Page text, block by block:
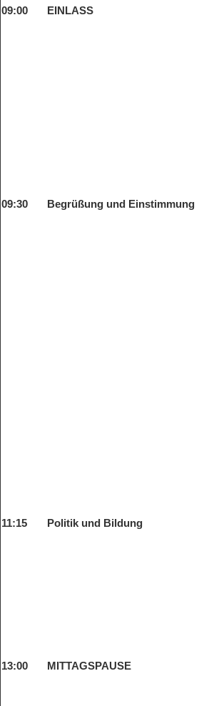
09:00
EINLASS
09:30 Begrüßung und Einstimmung
11:15 Politik und Bildung
13:00
MITTAGSPAUSE